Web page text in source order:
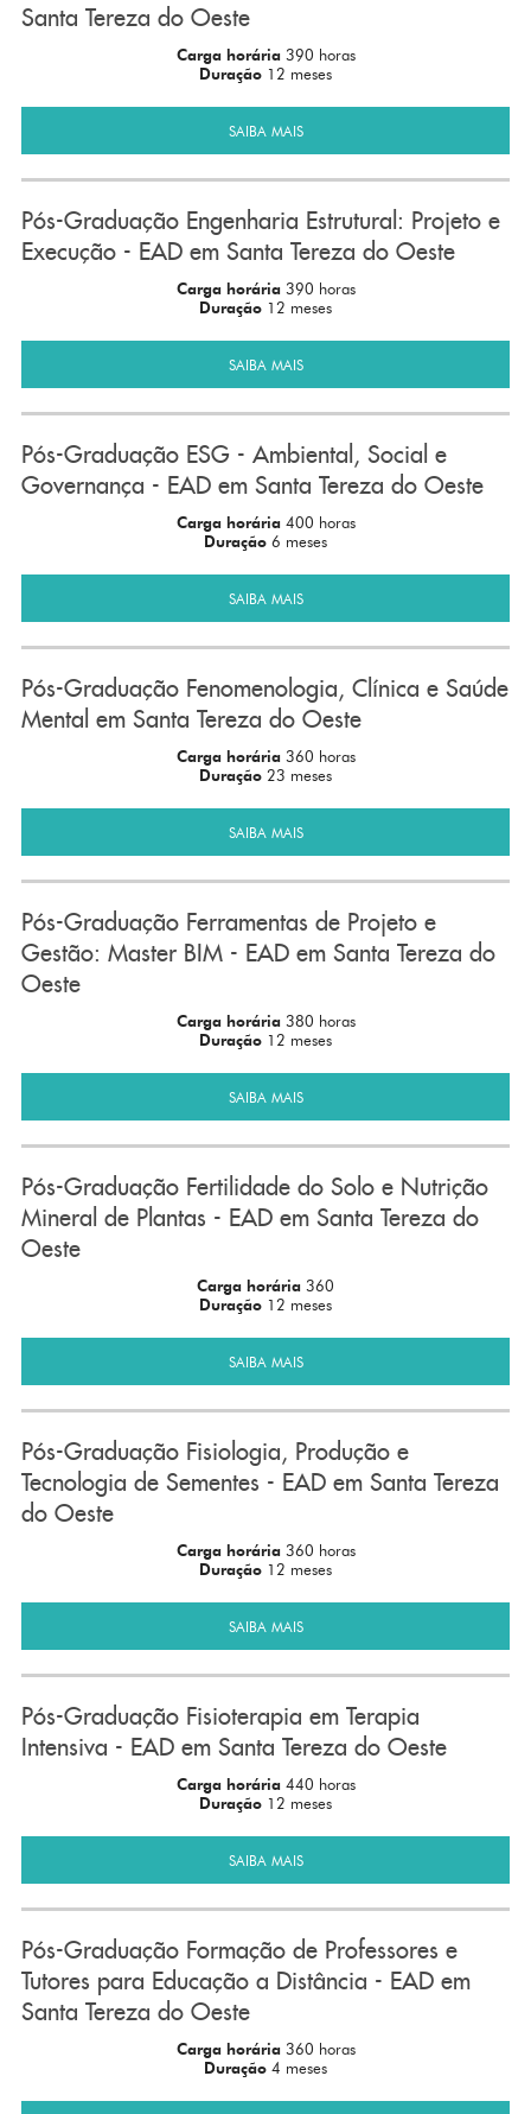
Santa Tereza do Oeste
Carga horária 390 horas
Duração 12 meses
SAIBA MAIS
Pós-Graduação Engenharia Estrutural: Projeto e
Execução - EAD em Santa Tereza do Oeste
Carga horária 390 horas
Duração 12 meses
SAIBA MAIS
Pós-Graduação ESG - Ambiental, Social e
Governança - EAD em Santa Tereza do Oeste
Carga horária 400 horas
Duração 6 meses
SAIBA MAIS
Pós-Graduação Fenomenologia, Clínica e Saúde
Mental em Santa Tereza do Oeste
Carga horária 360 horas
Duração 23 meses
SAIBA MAIS
Pós-Graduação Ferramentas de Projeto e
Gestão: Master BIM - EAD em Santa Tereza do
Oeste
Carga horária 380 horas
Duração 12 meses
SAIBA MAIS
Pós-Graduação Fertilidade do Solo e Nutrição
Mineral de Plantas - EAD em Santa Tereza do
Oeste
Carga horária 360
Duração 12 meses
SAIBA MAIS
Pós-Graduação Fisiologia, Produção e
Tecnologia de Sementes - EAD em Santa Tereza
do Oeste
Carga horária 360 horas
Duração 12 meses
SAIBA MAIS
Pós-Graduação Fisioterapia em Terapia
Intensiva - EAD em Santa Tereza do Oeste
Carga horária 440 horas
Duração 12 meses
SAIBA MAIS
Pós-Graduação Formação de Professores e
Tutores para Educação a Distância - EAD em
Santa Tereza do Oeste
Carga horária 360 horas
Duração 4 meses